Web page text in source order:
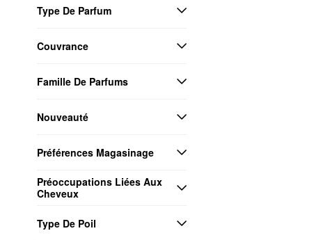
Type De Parfum
Couvrance
Famille De Parfums
Nouveauté
Préférences Magasinage
Préoccupations Liées Aux
Cheveux
Type De Poil